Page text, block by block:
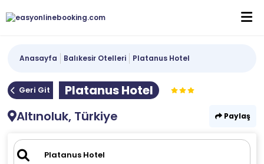
Anasayfa Balıkesir Otelleri Platanus Hotel
Geri Git
Platanus Hotel
Altınoluk, Türkiye
Paylaş